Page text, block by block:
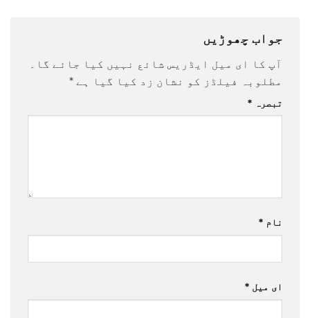
جواب چھوڑیں
آپ کا ای میل ایڈریس شائع نہیں کیا جائے گا۔
مطلوبہ فیلڈز کو نشان زد کیا گیا ہے *
تبصرہ *
نام *
ای میل *